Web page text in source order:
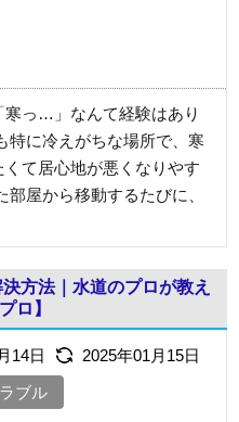
寒っ…」なんて経験はあり
特に冷えがちな場所で、寒
て居心地が悪くなりやす
屋から移動するたびに、
方法｜水道のプロが教え
ロ】
14日
2025年01月15日
ブル